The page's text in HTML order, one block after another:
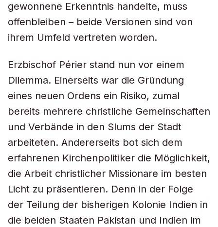
gewonnene Erkenntnis handelte, muss
offenbleiben – beide Versionen sind von
ihrem Umfeld vertreten worden.
Erzbischof Périer stand nun vor einem
Dilemma. Einerseits war die Gründung
eines neuen Ordens ein Risiko, zumal
bereits mehrere christliche Gemeinschaften
und Verbände in den Slums der Stadt
arbeiteten. Andererseits bot sich dem
erfahrenen Kirchenpolitiker die Möglichkeit,
die Arbeit christlicher Missionare im besten
Licht zu präsentieren. Denn in der Folge
der Teilung der bisherigen Kolonie Indien in
die beiden Staaten Pakistan und Indien im